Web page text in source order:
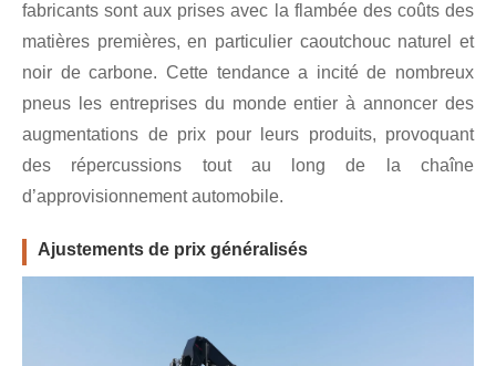
fabricants sont aux prises avec la flambée des coûts des
matières premières, en particulier caoutchouc naturel et
noir de carbone. Cette tendance a incité de nombreux
pneus les entreprises du monde entier à annoncer des
augmentations de prix pour leurs produits, provoquant
des répercussions tout au long de la chaîne
d’approvisionnement automobile.
Ajustements de prix généralisés